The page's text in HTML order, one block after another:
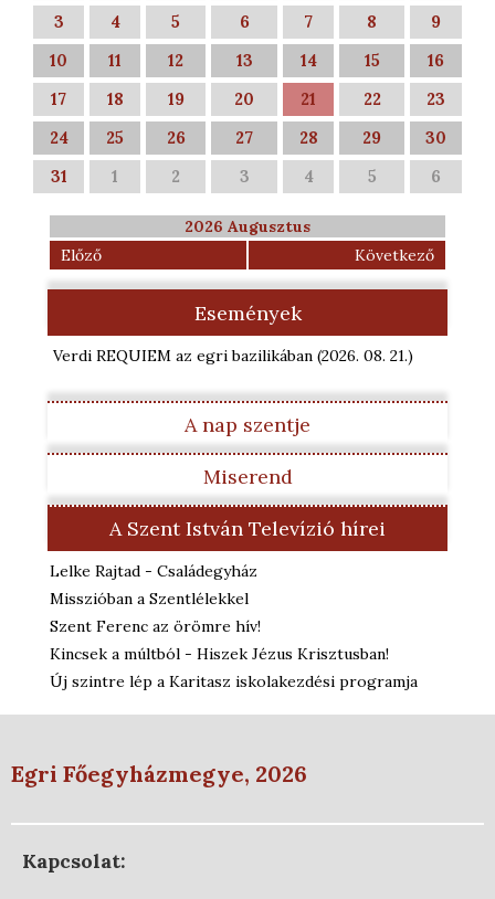
3
4 5 6 7 8
9
10
11 12 13 14 15
16
17
18 19 20 21 22
23
24
25 26 27 28 29
30
31
1 2 3 4 5 6
2026 Augusztus
Előző
Következő
Események
Verdi REQUIEM az egri bazilikában (2026. 08. 21.)
A nap szentje
Miserend
A Szent István Televízió hírei
Lelke Rajtad - Családegyház
Misszióban a Szentlélekkel
Szent Ferenc az örömre hív!
Kincsek a múltból - Hiszek Jézus Krisztusban!
Új szintre lép a Karitasz iskolakezdési programja
Egri Főegyházmegye, 2026
Kapcsolat: